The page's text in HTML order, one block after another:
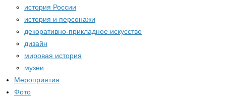
история России
история и персонажи
декоративно-прикладное искусство
дизайн
мировая история
музеи
Мероприятия
Фото